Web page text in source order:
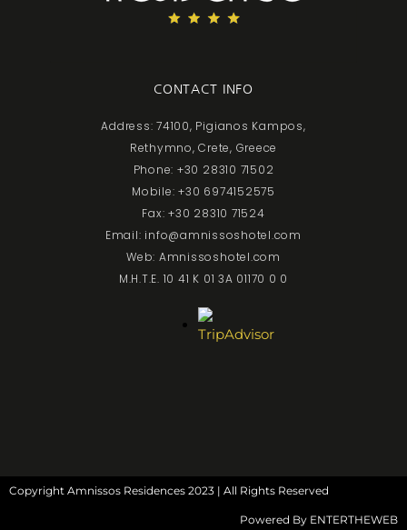
CONTACT INFO
Address: 74100, Pigianos Kampos,
Rethymno, Crete, Greece
Phone: +30 28310 71502
Mobile: +30 6974152575
Fax: +30 28310 71524
Email: info@amnissoshotel.com
Web: Amnissoshotel.com
M.H.T.E. 10 41 K 01 3A 01170 0 0
Copyright Amnissos Residences 2023 | All Rights Reserved
Powered By ENTERTHEWEB